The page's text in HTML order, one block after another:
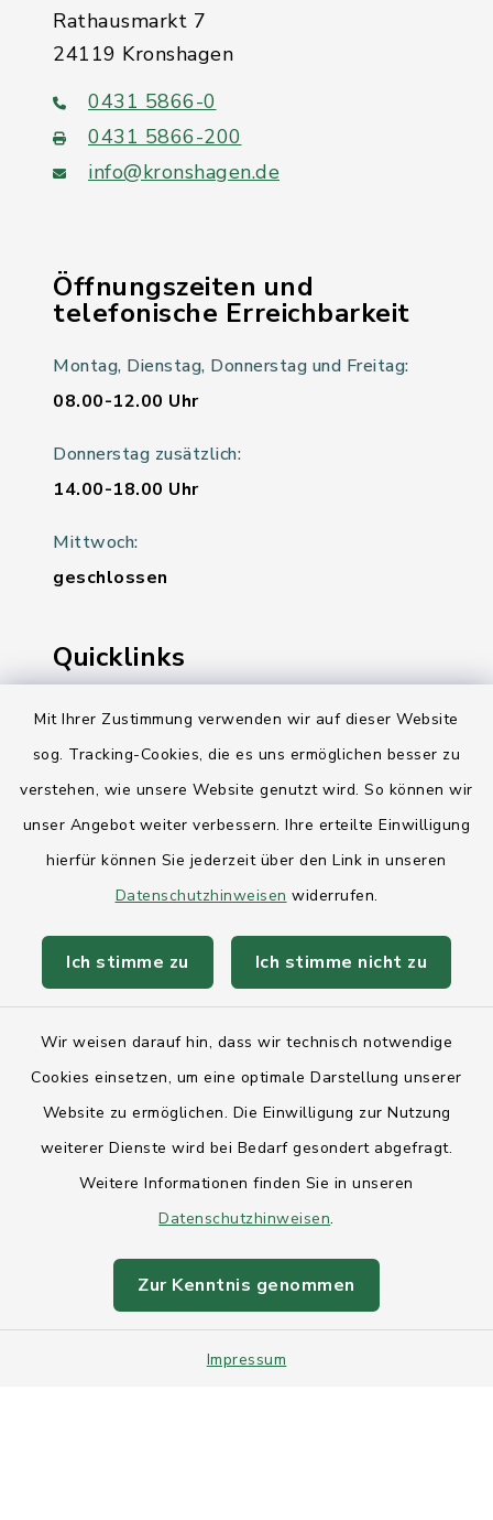
Mit Ihrer Zustimmung verwenden wir auf dieser Website
sog. Tracking-Cookies, die es uns ermöglichen besser zu
verstehen, wie unsere Website genutzt wird. So können wir
unser Angebot weiter verbessern. Ihre erteilte Einwilligung
hierfür können Sie jederzeit über den Link in unseren
Datenschutzhinweisen widerrufen.
Ich stimme zu Ich stimme nicht zu
Wir weisen darauf hin, dass wir technisch notwendige
Cookies einsetzen, um eine optimale Darstellung unserer
Website zu ermöglichen. Die Einwilligung zur Nutzung
weiterer Dienste wird bei Bedarf gesondert abgefragt.
Weitere Informationen finden Sie in unseren
Datenschutzhinweisen.
Zur Kenntnis genommen
Impressum
Rathausmarkt 7
24119 Kronshagen
0431 5866-0
0431 5866-200
info@kronshagen.de
Öffnungszeiten und
telefonische Erreichbarkeit
Montag, Dienstag, Donnerstag und Freitag:
08.00-12.00 Uhr
Donnerstag zusätzlich:
14.00-18.00 Uhr
Mittwoch:
geschlossen
Quicklinks
Ihre Behördennummer 115
Landesregierung Schleswig-Holstein
AktivRegion Mittelholstein
Anfahrt
Datenschutz
Sitemap
Intranet